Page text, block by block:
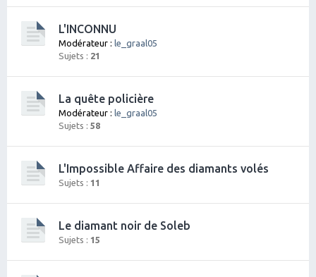
L'INCONNU
Modérateur : le_graal05
Sujets : 21
La quête policière
Modérateur : le_graal05
Sujets : 58
L'Impossible Affaire des diamants volés
Sujets : 11
Le diamant noir de Soleb
Sujets : 15